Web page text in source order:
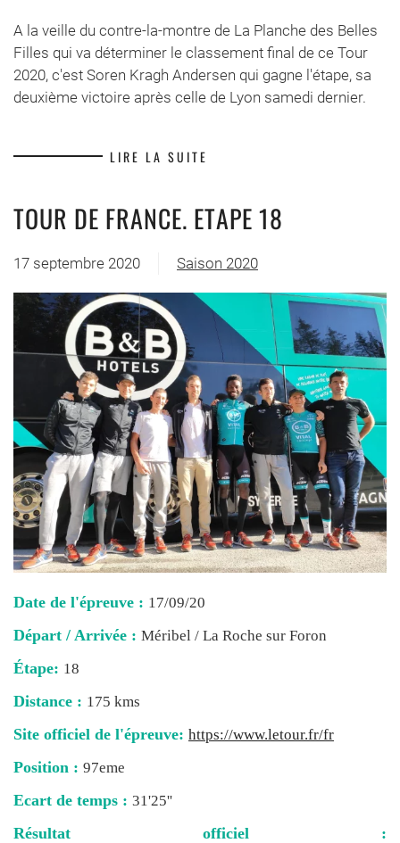
A la veille du contre-la-montre de La Planche des Belles
Filles qui va déterminer le classement final de ce Tour
2020, c'est Soren Kragh Andersen qui gagne l'étape, sa
deuxième victoire après celle de Lyon samedi dernier.
LIRE LA SUITE
TOUR DE FRANCE. ETAPE 18
17 septembre 2020 Saison 2020
Date de l'épreuve : 17/09/20
Départ / Arrivée : Méribel / La Roche sur Foron
Étape: 18
Distance : 175 kms
Site officiel de l'épreuve: https://www.letour.fr/fr
Position : 97eme
Ecart de temps : 31'25''
Résultat officiel :